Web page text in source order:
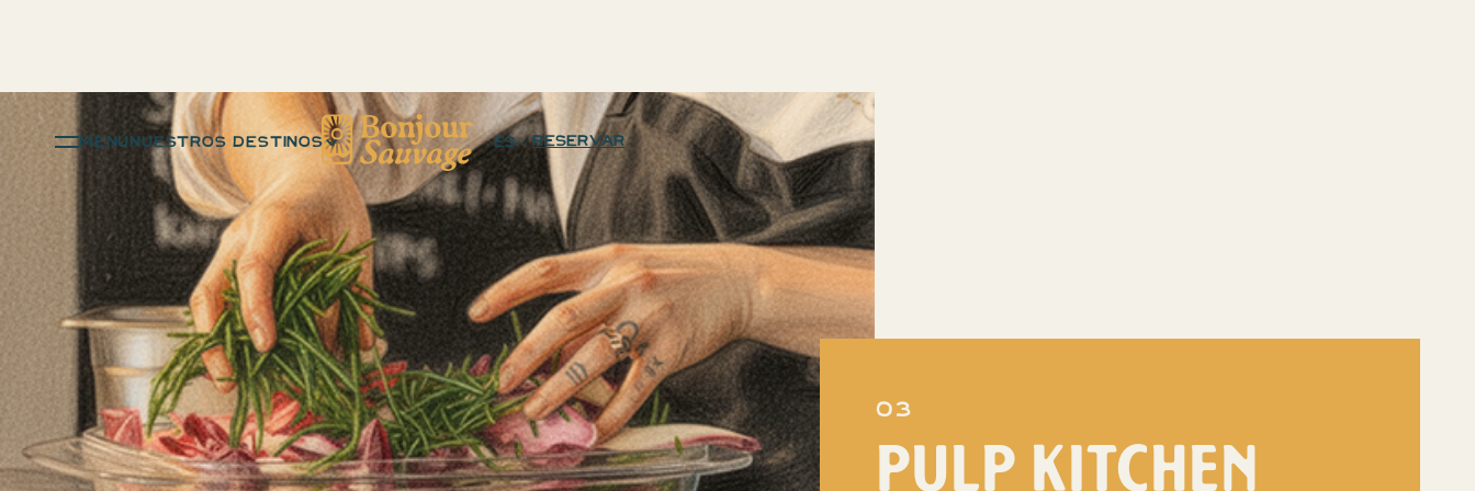
menú NUESTROS DESTINOS ES Reservar
03
PULP KITCHEN